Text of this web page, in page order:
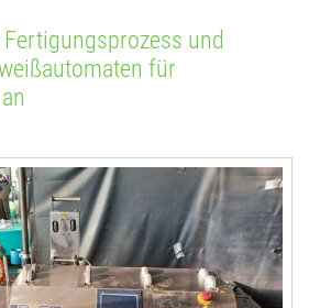
und
für